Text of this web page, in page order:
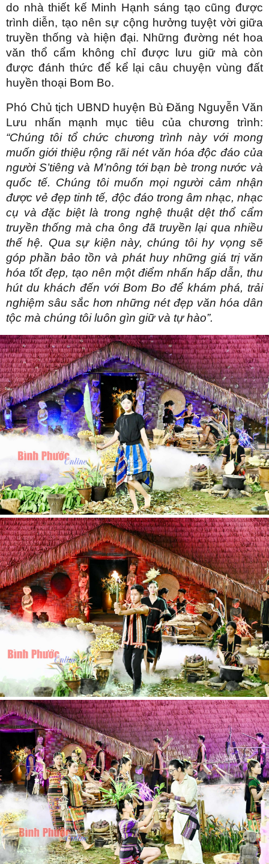
do nhà thiết kế Minh Hạnh sáng tạo cũng được
trình diễn, tạo nên sự cộng hưởng tuyệt vời giữa
truyền thống và hiện đại. Những đường nét hoa
văn thổ cẩm không chỉ được lưu giữ mà còn
được đánh thức để kể lại câu chuyện vùng đất
huyền thoại Bom Bo.
Phó Chủ tịch UBND huyện Bù Đăng Nguyễn Văn
Lưu nhấn mạnh mục tiêu của chương trình:
“Chúng tôi tổ chức chương trình này với mong
muốn giới thiệu rộng rãi nét văn hóa độc đáo của
người S’tiêng và M’nông tới bạn bè trong nước và
quốc tế. Chúng tôi muốn mọi người cảm nhận
được vẻ đẹp tinh tế, độc đáo trong âm nhạc, nhạc
cụ và đặc biệt là trong nghệ thuật dệt thổ cẩm
truyền thống mà cha ông đã truyền lại qua nhiều
thế hệ. Qua sự kiện này, chúng tôi hy vọng sẽ
góp phần bảo tồn và phát huy những giá trị văn
hóa tốt đẹp, tạo nên một điểm nhấn hấp dẫn, thu
hút du khách đến với Bom Bo để khám phá, trải
nghiệm sâu sắc hơn những nét đẹp văn hóa dân
tộc mà chúng tôi luôn gìn giữ và tự hào”.